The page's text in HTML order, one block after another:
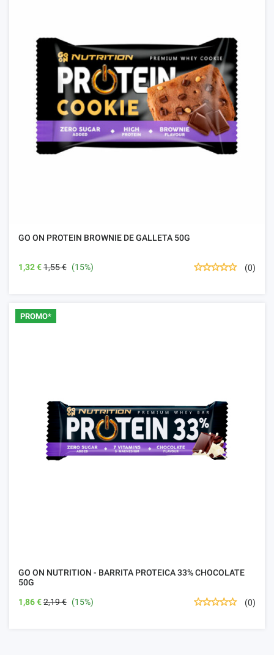
GO ON PROTEIN BROWNIE DE GALLETA 50G
1,32 €1,55 € (15%) (0)
PROMO*
GO ON NUTRITION - BARRITA PROTEICA 33% CHOCOLATE
50G
1,86 €2,19 € (15%) (0)